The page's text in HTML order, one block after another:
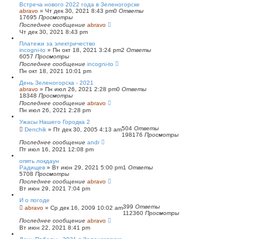
Встреча нового 2022 года в Зеленогорске
abravo » Чт дек 30, 2021 8:43 pm0 Ответы
17695 Просмотры
Последнее сообщение abravo
Чт дек 30, 2021 8:43 pm
Платежи за электричество
incogni-to » Пн окт 18, 2021 3:24 pm2 Ответы
6057 Просмотры
Последнее сообщение incogni-to
Пн окт 18, 2021 10:01 pm
День Зеленогорска - 2021
abravo » Пн июл 26, 2021 2:28 pm0 Ответы
18348 Просмотры
Последнее сообщение abravo
Пн июл 26, 2021 2:28 pm
Ужасы Нашего Городка 2
Denchik » Пт дек 30, 2005 4:13 am504 Ответы
198176 Просмотры
Последнее сообщение andr
Пт июл 16, 2021 12:08 pm
опять локдаун
Радищев » Вт июн 29, 2021 5:00 pm1 Ответы
5708 Просмотры
Последнее сообщение abravo
Вт июн 29, 2021 7:04 pm
И о погоде
abravo » Ср дек 16, 2009 10:02 am399 Ответы
112360 Просмотры
Последнее сообщение abravo
Вт июн 22, 2021 8:41 pm